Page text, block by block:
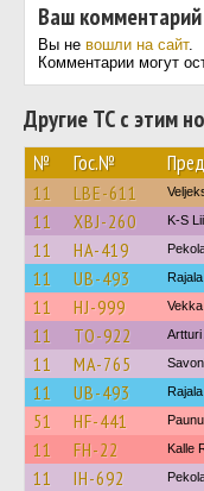
Ваш комментарий
Вы не вошли на сайт.
Комментарии могут
Другие ТС с этим
№ Гос.№
11 LBE-611
11 XBJ-260 K-S
11 HA-419
11 UB-493 Rajala
11 HJ-999
11 TO-922 Artturi
11 MA-765
11 UB-493 Rajala
51 HF-441 Paunu
11 FH-22 Kalle
11 IH-692